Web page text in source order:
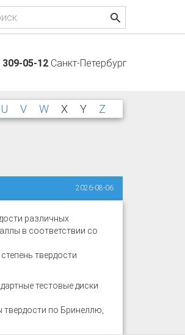
309-05-12 Санкт-Петербург
U VW X Y Z
2026-08-06
различных
в соответствии со
твердости
тестовые диски
твердости по Бринеллю,